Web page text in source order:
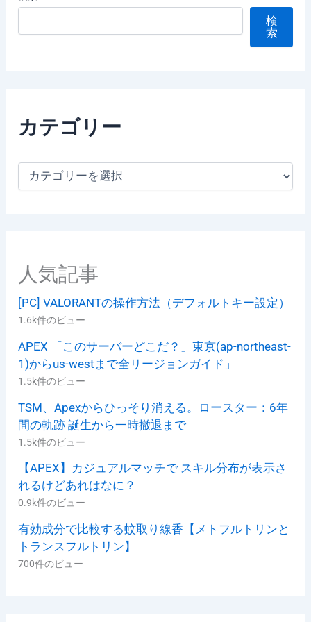
検
索
カテゴリー
カ
人気記事
[PC] VALORANTの操作方法（デフォルトキー設定）
1.6k件のビュー
APEX 「このサーバーどこだ？」東京(ap-northeast-
1)からus-westまで全リージョンガイド」
1.5k件のビュー
TSM、Apexからひっそり消える。ロースター：6年
間の軌跡 誕生から一時撤退まで
1.5k件のビュー
【APEX】カジュアルマッチで スキル分布が表示さ
れるけどあれはなに？
0.9k件のビュー
有効成分で比較する蚊取り線香【メトフルトリンと
トランスフルトリン】
700件のビュー